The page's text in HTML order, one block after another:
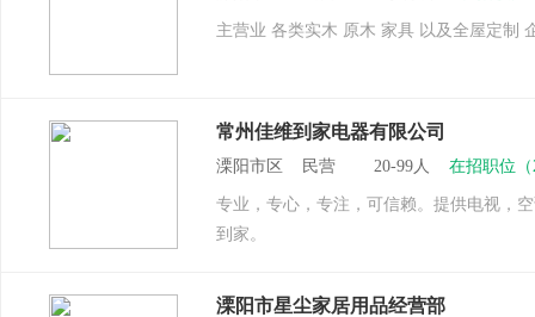
主营业 各类实木 原木 家具 以及全屋定制
常州佳维到家电器有限公司
溧阳市区 民营 20-99人 在招职位（
专业，专心，专注，可信赖。提供电视，
到家。
溧阳市星尘家居用品经营部